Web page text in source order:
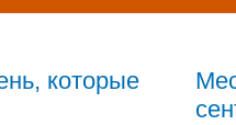
которые